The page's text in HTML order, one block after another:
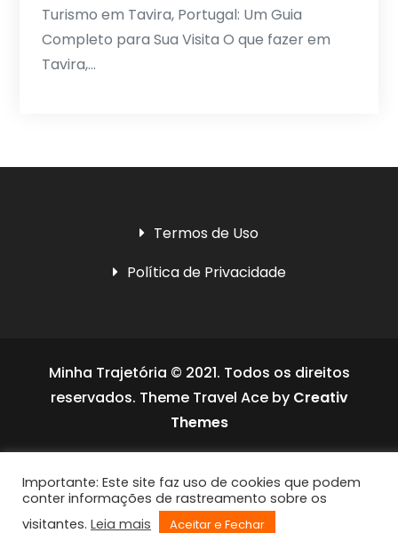
Turismo em Tavira, Portugal: Um Guia
Completo para Sua Visita O que fazer em
Tavira,…
Termos de Uso
Política de Privacidade
Minha Trajetória © 2021. Todos os direitos
reservados. Theme Travel Ace by Creativ
Themes
Importante: Este site faz uso de cookies que podem
conter informações de rastreamento sobre os
visitantes. Leia mais Aceitar e Fechar
UltimatelySocial